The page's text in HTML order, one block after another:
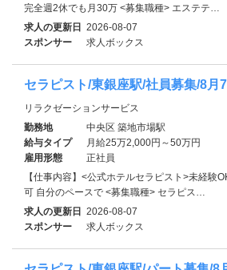
完全週2休でも月30万 <募集職種> エステテ…
求人の更新日 2026-08-07
スポンサー
求人ボックス
セラピスト/東銀座駅/社員募集/8月
リラクゼーションサービス
勤務地
中央区 築地市場駅
給与タイプ
月給25万2,000円～50万円
雇用形態
正社員
【仕事内容】<公式ホテルセラピスト>未経験
可 自分のペースで <募集職種> セラピス…
求人の更新日 2026-08-07
スポンサー
求人ボックス